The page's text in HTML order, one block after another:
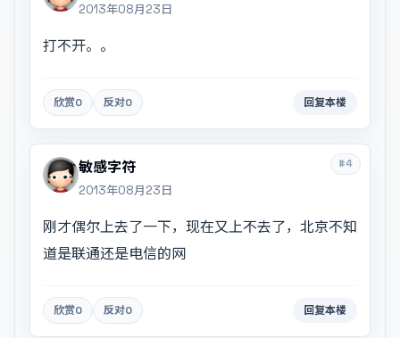
2013年08月23日
打不开。。
欣赏0 反对0 回复本楼
#4
敏感字符
2013年08月23日
刚才偶尔上去了一下，现在又上不去了，北京不知
道是联通还是电信的网
欣赏0 反对0 回复本楼